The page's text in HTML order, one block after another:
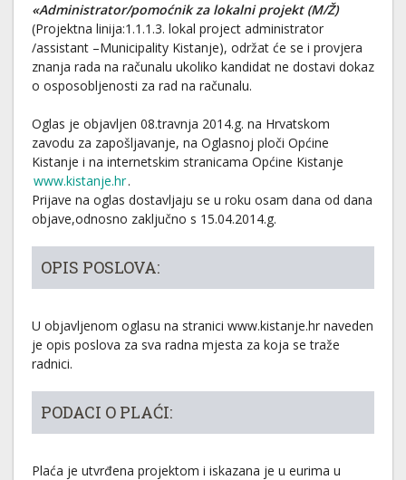
«Administrator/pomoćnik za lokalni projekt (M/Ž)
(Projektna linija:1.1.1.3. lokal project administrator
/assistant –Municipality Kistanje), održat će se i provjera
znanja rada na računalu ukoliko kandidat ne dostavi dokaz
o osposobljenosti za rad na računalu.
Oglas je objavljen 08.travnja 2014.g. na Hrvatskom
zavodu za zapošljavanje, na Oglasnoj ploči Općine
Kistanje i na internetskim stranicama Općine Kistanje
www.kistanje.hr.
Prijave na oglas dostavljaju se u roku osam dana od dana
objave,odnosno zaključno s 15.04.2014.g.
OPIS POSLOVA:
U objavljenom oglasu na stranici www.kistanje.hr naveden
je opis poslova za sva radna mjesta za koja se traže
radnici.
PODACI O PLAĆI:
Plaća je utvrđena projektom i iskazana je u eurima u